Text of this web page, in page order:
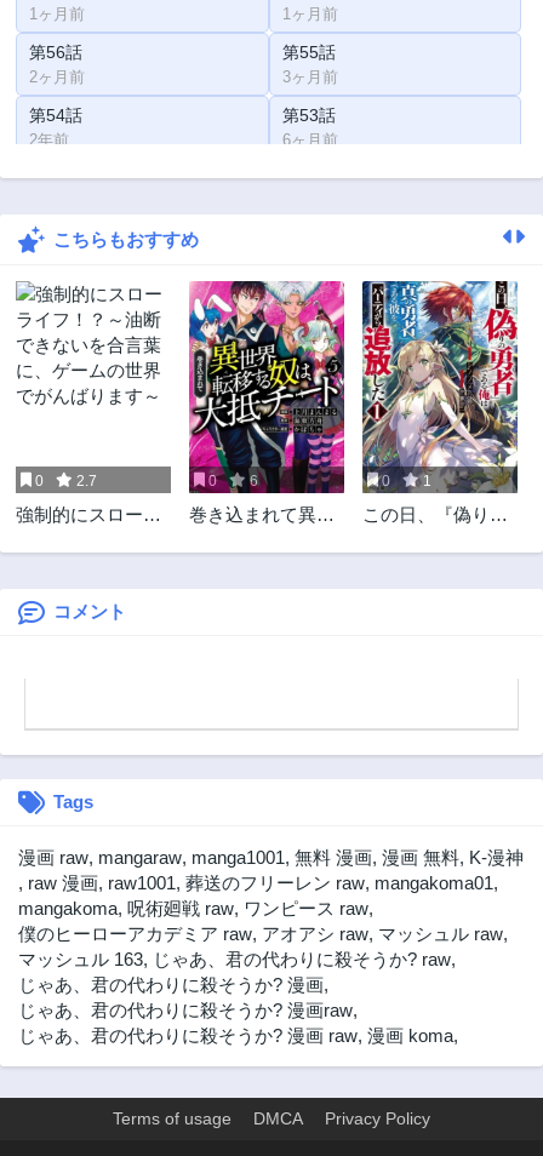
1ヶ月前 1ヶ月前
第56話
2ヶ月前
第55話
3ヶ月前
第54話
2年前
第53話
6ヶ月前
第52話 第51話
第50話
第48話
1年前
第47話
1年前
第46話
1年前
第45話
1年前
第43話
1年前
第42話
2年前
第41話
2年前
第40話 第39話
第38話
第32話
第30話
3年前
第29話
3年前
第28話
3年前
第27話
3年前
第26話
3年前
第25話
3年前
第21話
こちらもおすすめ
0 2.7
強制的にスローラ
に、ゲームの世界
でがんばります～
0 6
巻き込まれて異世
0 1
この日、『偽りの
る彼をパーティか
コメント
Tags
漫画 raw, mangaraw, manga1001, 無料 漫画, 漫画 無料, K-漫神
, raw 漫画, raw1001, 葬送のフリーレン raw, mangakoma01,
mangakoma, 呪術廻戦 raw, ワンピース raw,
僕のヒーローアカデミア raw, アオアシ raw, マッシュル raw,
マッシュル 163, じゃあ、君の代わりに殺そうか? raw,
じゃあ、君の代わりに殺そうか? 漫画,
じゃあ、君の代わりに殺そうか? 漫画raw,
じゃあ、君の代わりに殺そうか? 漫画 raw, 漫画 koma,
Terms of usage DMCA Privacy Policy